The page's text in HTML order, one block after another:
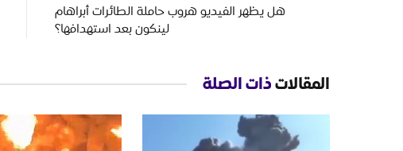
هل يظهر الفيديو هروب حاملة الطائرات أبراهام
لينكون بعد استهدافها؟
المقالاتذات الصلة